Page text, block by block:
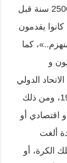
تاريخ لعبة كرة القدم يعود إلى أكثر من 2500 سنة قبل
يقدمون
كما
و
أما الاتحاد الدولي
لكرة القدم فيفا فقد أنشئ في العام 1904، ومن ذلك
اقتصادي أو
ألغت
الكرة، أو